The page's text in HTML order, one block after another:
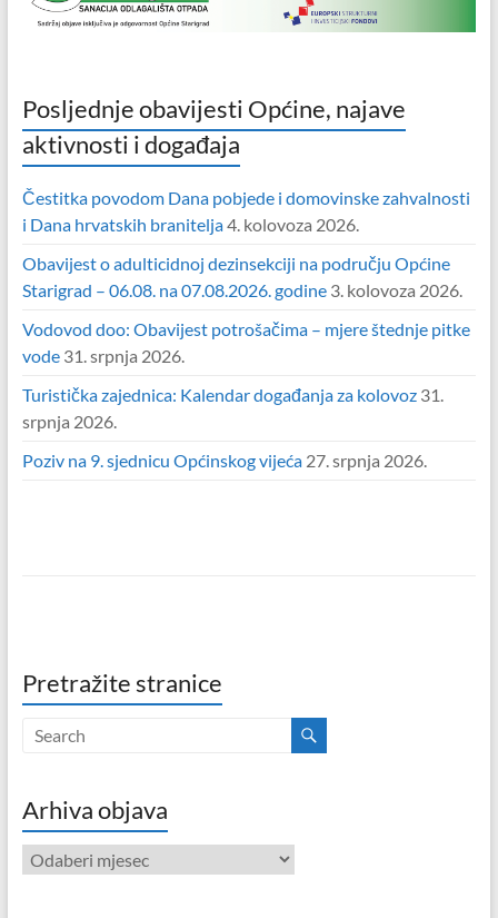
Posljednje obavijesti Općine, najave
aktivnosti i događaja
Čestitka povodom Dana pobjede i domovinske zahvalnosti
i Dana hrvatskih branitelja4. kolovoza 2026.
Obavijest o adulticidnoj dezinsekciji na području Općine
Starigrad – 06.08. na 07.08.2026. godine 3. kolovoza 2026.
Vodovod doo: Obavijest potrošačima – mjere štednje pitke
vode 31. srpnja 2026.
Turistička zajednica: Kalendar događanja za kolovoz 31.
srpnja 2026.
Poziv na 9. sjednicu Općinskog vijeća 27. srpnja 2026.
Pretražite stranice
Arhiva objava
Arhiva
objava